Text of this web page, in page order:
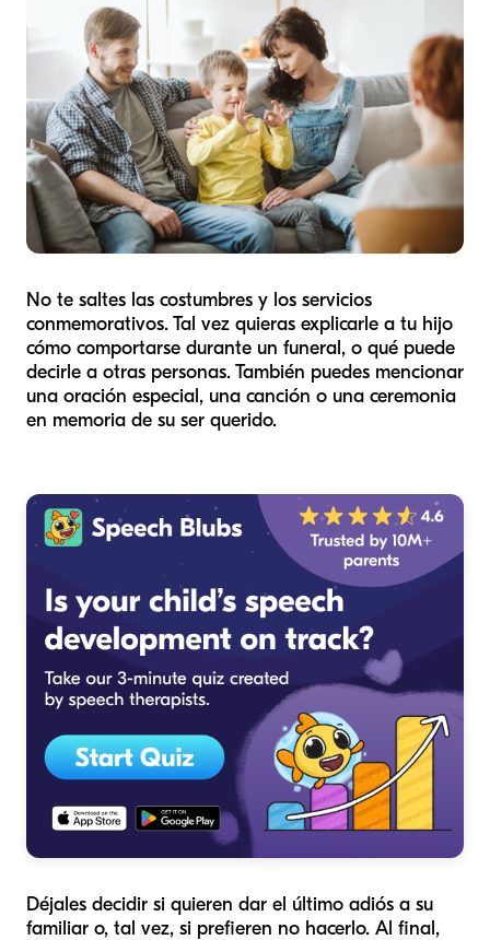
No te saltes las costumbres y los servicios
conmemorativos. Tal vez quieras explicarle a tu hijo
cómo comportarse durante un funeral, o qué puede
decirle a otras personas. También puedes mencionar
una oración especial, una canción o una ceremonia
en memoria de su ser querido.
Déjales decidir si quieren dar el último adiós a su
familiar o, tal vez, si prefieren no hacerlo. Al final,